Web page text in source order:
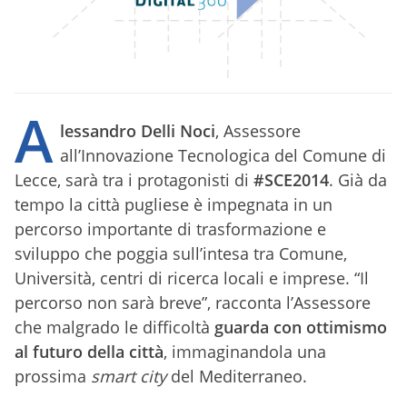
A lessandro Delli Noci, Assessore
all’Innovazione Tecnologica del Comune di
Lecce, sarà tra i protagonisti di #SCE2014. Già da
tempo la città pugliese è impegnata in un
percorso importante di trasformazione e
sviluppo che poggia sull’intesa tra Comune,
Università, centri di ricerca locali e imprese. “Il
percorso non sarà breve”, racconta l’Assessore
che malgrado le difficoltà guarda con ottimismo
al futuro della città, immaginandola una
prossima smart citydel Mediterraneo.